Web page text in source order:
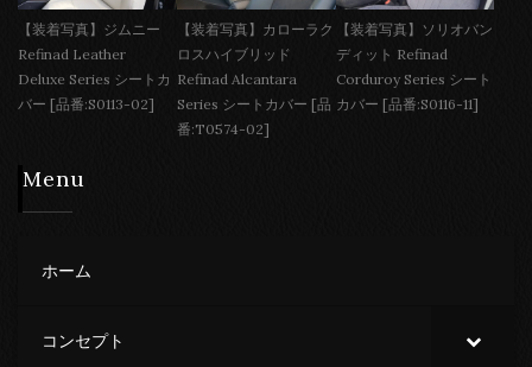
【装着写真】ジムニー
Refinad Leather
Deluxe Series シートカ
バー [品番:S0113-02]
【装着写真】カローラク
ロスハイブリッド
Refinad Alcantara
Series シートカバー [品
番:T0574-02]
【装着写真】ソリオバン
ディット Refinad
Corduroy Series シート
カバー [品番:S0116-11]
Menu
ホーム
コンセプト